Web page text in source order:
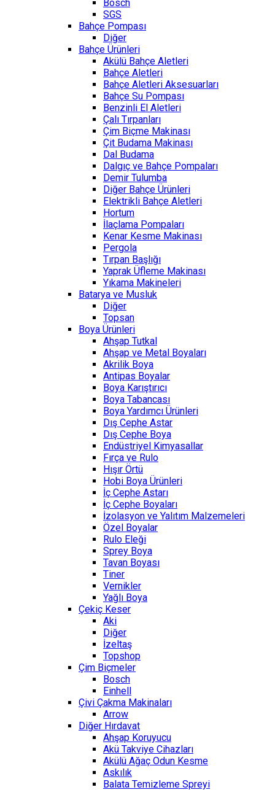
Bosch
SGS
Bahçe Pompası
Diğer
Bahçe Ürünleri
Akülü Bahçe Aletleri
Bahçe Aletleri
Bahçe Aletleri Aksesuarları
Bahçe Su Pompası
Benzinli El Aletleri
Çalı Tırpanları
Çim Biçme Makinası
Çit Budama Makinası
Dal Budama
Dalgıç ve Bahçe Pompaları
Demir Tulumba
Diğer Bahçe Ürünleri
Elektrikli Bahçe Aletleri
Hortum
İlaçlama Pompaları
Kenar Kesme Makinası
Pergola
Tırpan Başlığı
Yaprak Üfleme Makinası
Yıkama Makineleri
Batarya ve Musluk
Diğer
Topsan
Boya Ürünleri
Ahşap Tutkal
Ahşap ve Metal Boyaları
Akrilik Boya
Antipas Boyalar
Boya Karıştırıcı
Boya Tabancası
Boya Yardımcı Ürünleri
Dış Cephe Astar
Dış Cephe Boya
Endüstriyel Kimyasallar
Fırça ve Rulo
Hışır Örtü
Hobi Boya Ürünleri
İç Cephe Astarı
İç Cephe Boyaları
İzolasyon ve Yalıtım Malzemeleri
Özel Boyalar
Rulo Eleği
Sprey Boya
Tavan Boyası
Tiner
Vernikler
Yağlı Boya
Çekiç Keser
Aki
Diğer
İzeltaş
Topshop
Çim Biçmeler
Bosch
Einhell
Çivi Çakma Makinaları
Arrow
Diğer Hırdavat
Ahşap Koruyucu
Akü Takviye Cihazları
Akülü Ağaç Odun Kesme
Askılık
Balata Temizleme Spreyi